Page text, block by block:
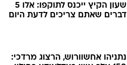
שעון הקיץ ייכנס לתוקפו: אלו 5
דברים שאתם צריכים לדעת היום
נתניהו אחשוורוש, הרצוג מרדכי: